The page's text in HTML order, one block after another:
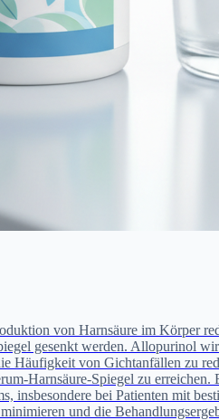
von Harnsäure im Körper
gesenkt werden. Allopurinol
Häufigkeit von Gichtanfällen zu
Harnsäure-Spiegel zu
insbesondere bei Patienten mit
und die